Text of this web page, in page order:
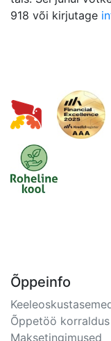
918 või kirjutage
Õppeinfo
Õppetöö korraldus
Maksetingimused